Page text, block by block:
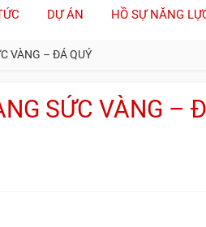
DỰ ÁN HỒ SỰ NĂNG
VÀNG – ĐÁ QUÝ
SỨC VÀNG –